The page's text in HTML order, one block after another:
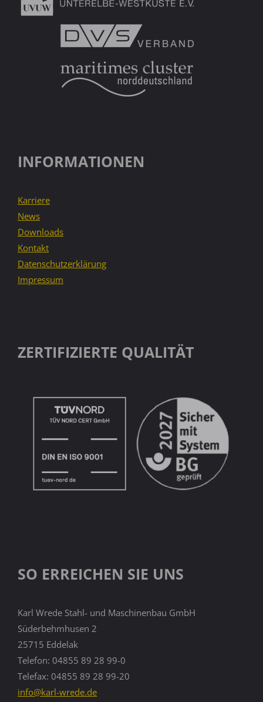
INFORMATIONEN
Karriere
News
Downloads
Kontakt
Datenschutzerklärung
Impressum
ZERTIFIZIERTE QUALITÄT
SO ERREICHEN SIE UNS
Karl Wrede Stahl- und Maschinenbau GmbH
Süderbehmhusen 2
25715 Eddelak
Telefon: 04855 89 28 99-0
Telefax: 04855 89 28 99-20
info@karl-wrede.de